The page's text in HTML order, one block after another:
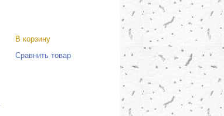
В корзину
Сравнить товар